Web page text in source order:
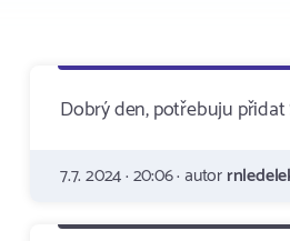
Dobrý den, potřebuju přidat
7.7. 2024 · 20:06 · autor